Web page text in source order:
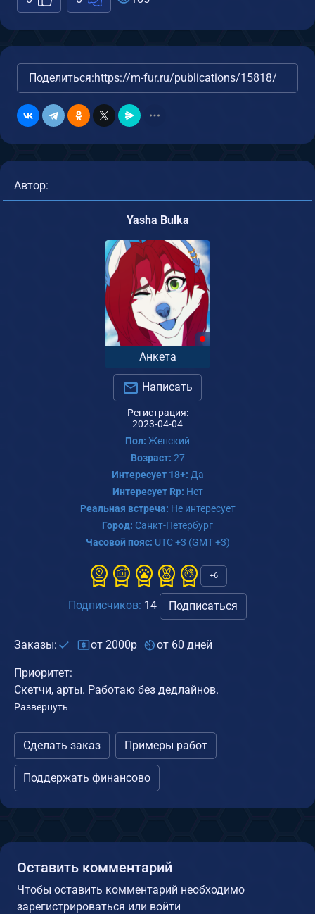
Поделиться:https://m-fur.ru/publications/15818/
Автор:
Yasha Bulka
Анкета
Написать
Регистрация:
2023-04-04
Пол: Женский
Возраст: 27
Интересует 18+: Да
Интересует Rp: Нет
Реальная встреча: Не интересует
Город: Санкт-Петербург
Часовой пояс: UTC +3 (GMT +3)
+6
Подписчиков: 14 Подписаться
Заказы: от 2000р от 60 дней
Приоритет:
Скетчи, арты. Работаю без дедлайнов.
Развернуть
Сделать заказ Примеры работ
Поддержать финансово
Оставить комментарий
Чтобы оставить комментарий необходимо
зарегистрироваться или войти